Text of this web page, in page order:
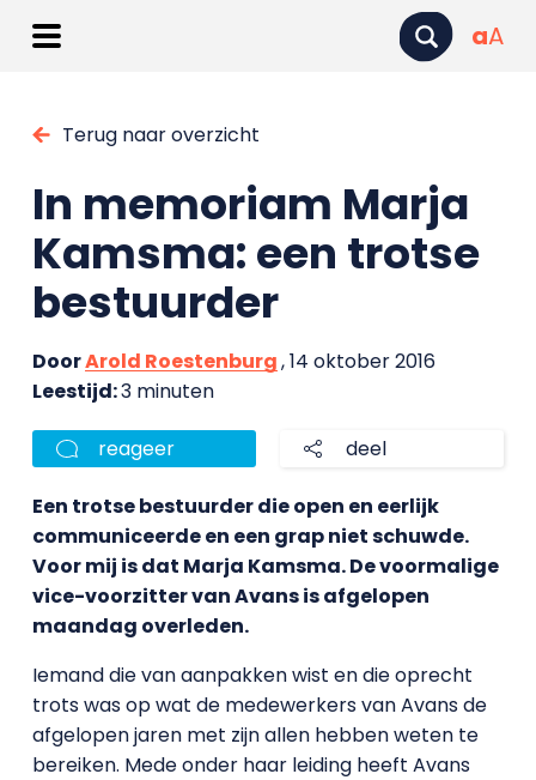
aA
Terug naar overzicht
In memoriam Marja
Kamsma: een trotse
bestuurder
DoorArold Roestenburg, 14 oktober 2016
Leestijd:3 minuten
reageer deel
Een trotse bestuurder die open en eerlijk
communiceerde en een grap niet schuwde.
Voor mij is dat Marja Kamsma. De voormalige
vice-voorzitter van Avans is afgelopen
maandag overleden.
Iemand die van aanpakken wist en die oprecht
trots was op wat de medewerkers van Avans de
afgelopen jaren met zijn allen hebben weten te
bereiken. Mede onder haar leiding heeft Avans